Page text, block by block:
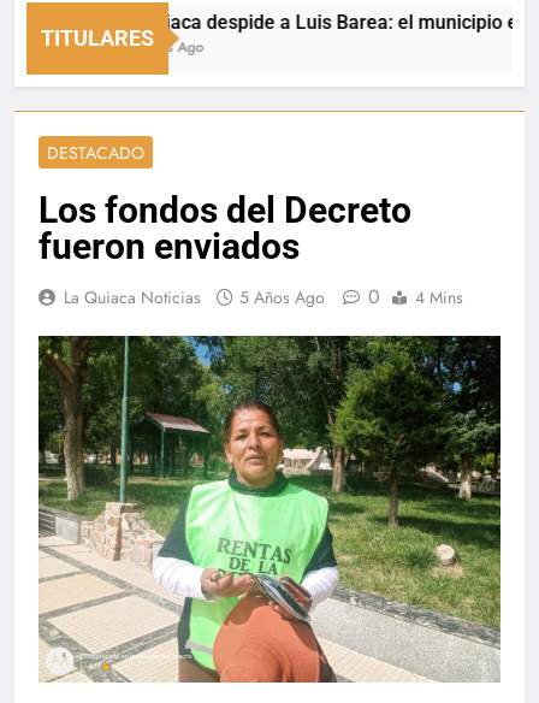
TITULARES
La Quiaca despide a Luis Barea: el municipio expresó
16 Horas Ago
DESTACADO
Los fondos del Decreto
fueron enviados
La Quiaca Noticias 5 Años Ago 0 4 Mins